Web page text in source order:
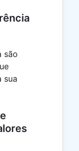
são
sua